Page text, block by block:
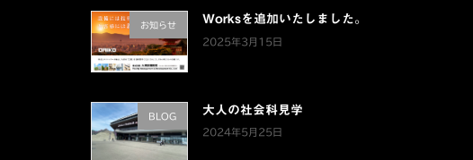
お知らせ Worksを追加いたしました。
2025年3月15日
BLOG 大人の社会科見学
2024年5月25日